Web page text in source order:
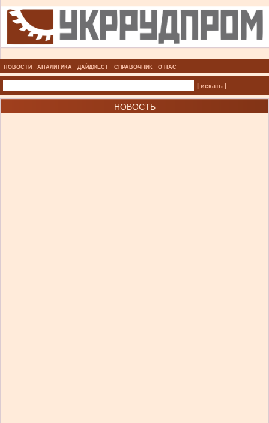
НОВОСТИ АНАЛИТИКА ДАЙДЖЕСТ СПРАВОЧНИК О НАС
| искать |
НОВОСТЬ